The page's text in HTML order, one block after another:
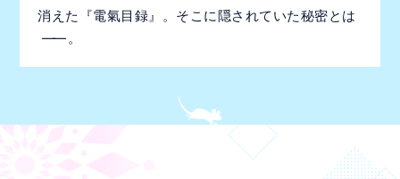
消えた『電氣目録』。そこに隠されていた秘密とは
―― 。